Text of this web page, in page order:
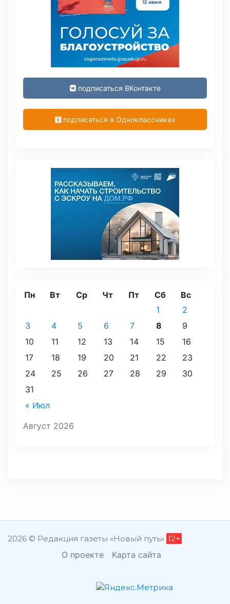
подписаться ВКонтакте
подписаться в Одноклассниках
Август 2026
Пн Вт Ср Чт Пт Сб Вс
« Июл
1
2
3
4 5 6 7 8
9
10
11 12 13 14 15
16
17
18 19 20 21 22
23
24
25 26 27 28 29
30
31
2026 © Редакция газеты «Новый путь» 12+
О проекте Карта сайта